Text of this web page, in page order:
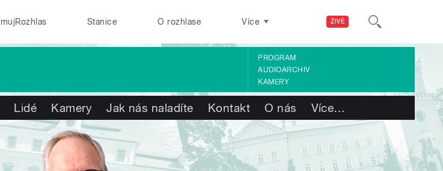
ŽIVĚ
mujRozhlas Stanice O rozhlase Více
PROGRAM
AUDIOARCHIV
KAMERY
Lidé Kamery Jak nás naladíte Kontakt O nás Více…